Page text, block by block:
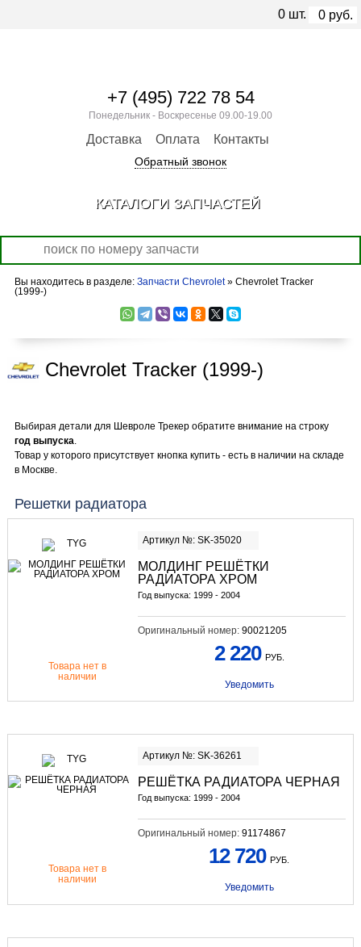
Вы находитесь в разделе: Запчасти Chevrolet» Chevrolet Tracker
(1999-)
Chevrolet Tracker (1999-)
Выбирая детали для Шевроле Трекер обратите внимание на строку
год выпуска.
Товар у которого присутствует кнопка купить - есть в наличии на складе
в Москве.
Решетки радиатора
Артикул №: SK-35020
МОЛДИНГ РЕШЁТКИ
РАДИАТОРА ХРОМ
Год выпуска: 1999 - 2004
Оригинальный номер: 90021205
Товара нет в
наличии
2 220 РУБ.
Уведомить
Артикул №: SK-36261
РЕШЁТКА РАДИАТОРА ЧЕРНАЯ
Год выпуска: 1999 - 2004
Оригинальный номер: 91174867
Товара нет в
наличии
12 720 РУБ.
Уведомить
+7 (495) 722 78 54
Понедельник - Воскресенье 09.00-19.00
Доставка Оплата Контакты
Обратный звонок
0 шт. 0 руб.
КАТАЛОГИ ЗАПЧАСТЕЙ